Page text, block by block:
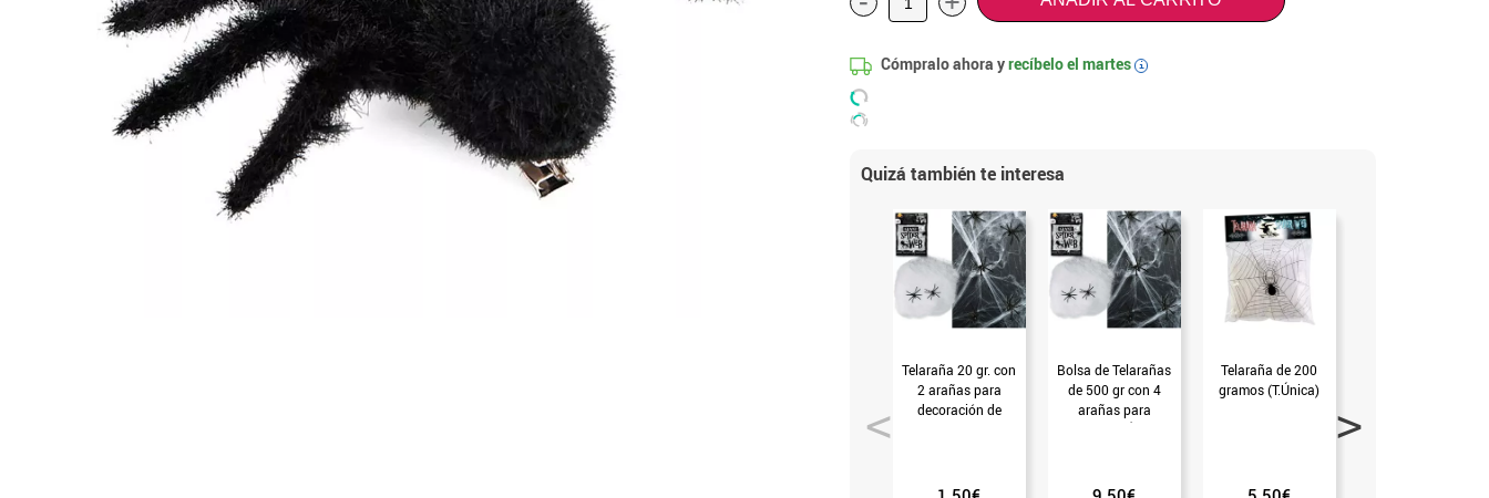
Cómpralo ahora yrecíbelo el martes i
Quizá también te interesa
Telaraña 20 gr. con
2 arañas para
decoración de
Bolsa de Telarañas
de 500 gr con 4
arañas para
Telaraña de 200
gramos (T.Única)